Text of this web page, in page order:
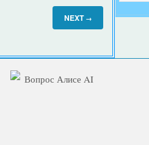
NEXT →
Вопрос Алисе AI